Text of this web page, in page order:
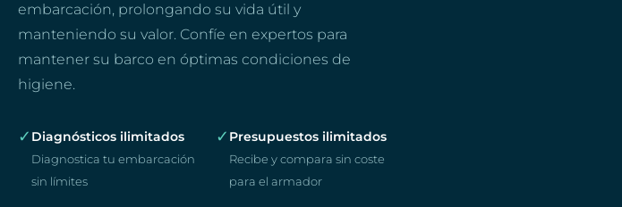
embarcación, prolongando su vida útil y
manteniendo su valor. Confíe en expertos para
mantener su barco en óptimas condiciones de
higiene.
✓ Diagnósticos ilimitados
Diagnostica tu embarcación
sin límites
✓ Presupuestos ilimitados
Recibe y compara sin coste
para el armador